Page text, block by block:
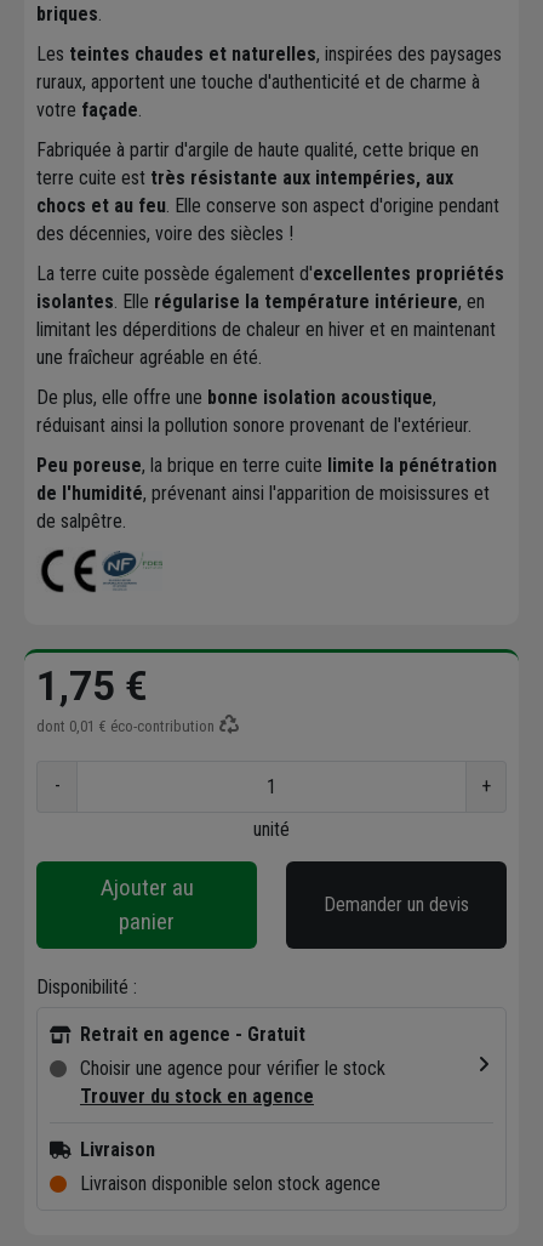
briques.
Les teintes chaudes et naturelles, inspirées des paysages
ruraux, apportent une touche d'authenticité et de charme à
votre façade.
Fabriquée à partir d'argile de haute qualité, cette brique en
terre cuite est très résistante aux intempéries, aux
chocs et au feu. Elle conserve son aspect d'origine pendant
des décennies, voire des siècles !
La terre cuite possède également d'excellentes propriétés
isolantes. Elle régularise la température intérieure, en
limitant les déperditions de chaleur en hiver et en maintenant
une fraîcheur agréable en été.
De plus, elle offre une bonne isolation acoustique,
réduisant ainsi la pollution sonore provenant de l'extérieur.
Peu poreuse, la brique en terre cuite limite la pénétration
de l'humidité, prévenant ainsi l'apparition de moisissures et
de salpêtre.
1,75 €
dont 0,01 € éco-contribution
-
+
unité
Ajouter au
panier
Demander un devis
Disponibilité :
Retrait en agence - Gratuit
Choisir une agence pour vérifier le stock
Trouver du stock en agence
Livraison
Livraison disponible selon stock agence